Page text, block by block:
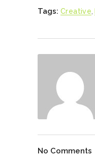
Tags: Creative
No Comments